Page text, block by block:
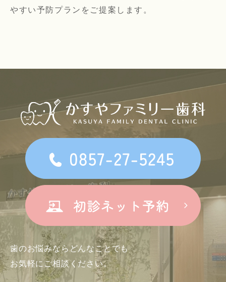
やすい予防プランをご提案します。
歯のお悩みならどんなことでも
お気軽にご相談ください。